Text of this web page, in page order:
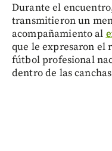
Durante el
transmitieron un
acompañamiento al
que le expresaron el
fútbol profesional
dentro de las